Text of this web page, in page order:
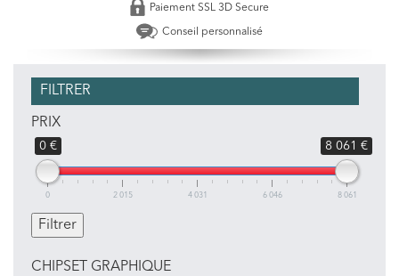
Paiement SSL 3D Secure
Conseil personnalisé
FILTRER
PRIX
0 € 8 061 €
0 2 015 4 031 6 046 8 061
CHIPSET GRAPHIQUE